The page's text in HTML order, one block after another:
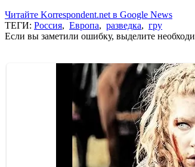
Читайте Korrespondent.net в Google News
ТЕГИ: Россия, Европа, разведка, гру
Если вы заметили ошибку, выделите